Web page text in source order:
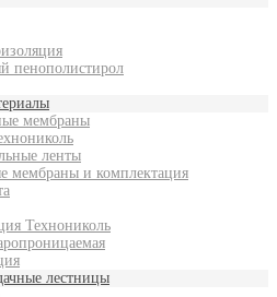
пенополистирол
мембраны
ленты
мембраны и комплектация
Технониколь
лестницы